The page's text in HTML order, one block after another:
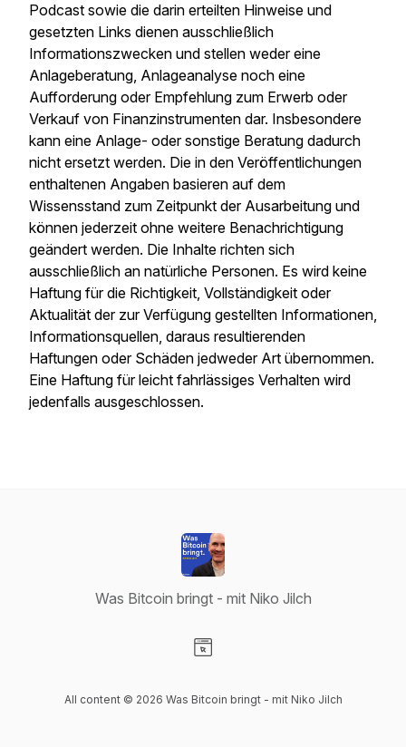
Podcast sowie die darin erteilten Hinweise und
gesetzten Links dienen ausschließlich
Informationszwecken und stellen weder eine
Anlageberatung, Anlageanalyse noch eine
Aufforderung oder Empfehlung zum Erwerb oder
Verkauf von Finanzinstrumenten dar. Insbesondere
kann eine Anlage- oder sonstige Beratung dadurch
nicht ersetzt werden. Die in den Veröffentlichungen
enthaltenen Angaben basieren auf dem
Wissensstand zum Zeitpunkt der Ausarbeitung und
können jederzeit ohne weitere Benachrichtigung
geändert werden. Die Inhalte richten sich
ausschließlich an natürliche Personen. Es wird keine
Haftung für die Richtigkeit, Vollständigkeit oder
Aktualität der zur Verfügung gestellten Informationen,
Informationsquellen, daraus resultierenden
Haftungen oder Schäden jedweder Art übernommen.
Eine Haftung für leicht fahrlässiges Verhalten wird
jedenfalls ausgeschlossen.
Was Bitcoin bringt - mit Niko Jilch
All content © 2026 Was Bitcoin bringt - mit Niko Jilch